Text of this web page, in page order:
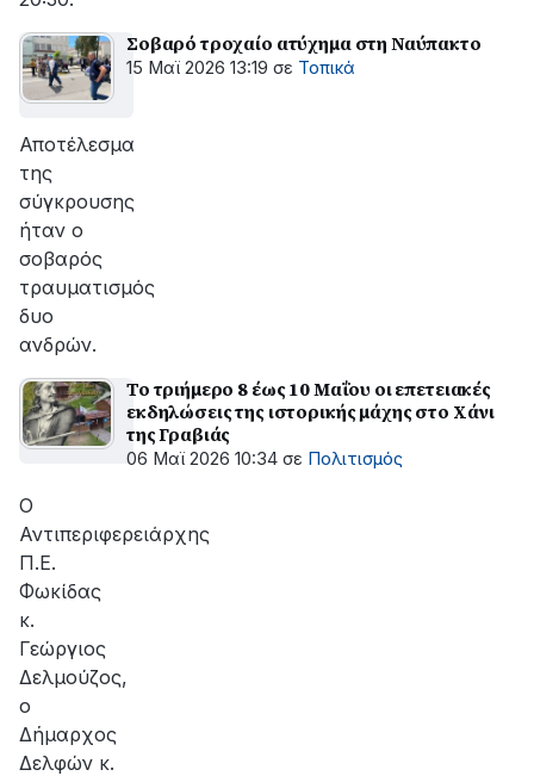
Σοβαρό τροχαίο ατύχημα στη Ναύπακτο
15 Μαϊ 2026 13:19 σε Τοπικά
Αποτέλεσμα
της
σύγκρουσης
ήταν o
σοβαρός
τραυματισμός
δυο
ανδρών.
Το τριήμερο 8 έως 10 Μαΐου οι επετειακές
εκδηλώσεις της ιστορικής μάχης στο Χάνι
της Γραβιάς
06 Μαϊ 2026 10:34 σε Πολιτισμός
Ο
Αντιπεριφερειάρχης
Π.Ε.
Φωκίδας
κ.
Γεώργιος
Δελμούζος,
ο
Δήμαρχος
Δελφών κ.